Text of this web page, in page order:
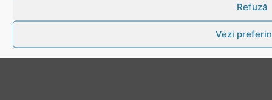
Refuză
Vezi